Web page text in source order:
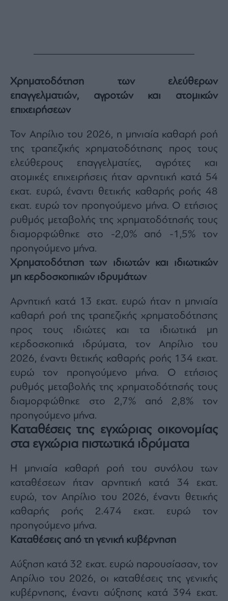
Χρηματοδότηση των ελεύθερων
επαγγελματιών, αγροτών και ατομικών
επιχειρήσεων
Τον Απρίλιο του 2026, η μηνιαία καθαρή ροή
της τραπεζικής χρηματοδότησης προς τους
ελεύθερους επαγγελματίες, αγρότες και
ατομικές επιχειρήσεις ήταν αρνητική κατά 54
εκατ. ευρώ, έναντι θετικής καθαρής ροής 48
εκατ. ευρώ τον προηγούμενο μήνα. Ο ετήσιος
ρυθμός μεταβολής της χρηματοδότησής τους
διαμορφώθηκε στο -2,0% από -1,5% τον
προηγούμενο μήνα.
Χρηματοδότηση των ιδιωτών και ιδιωτικών
μη κερδοσκοπικών ιδρυμάτων
Αρνητική κατά 13 εκατ. ευρώ ήταν η μηνιαία
καθαρή ροή της τραπεζικής χρηματοδότησης
προς τους ιδιώτες και τα ιδιωτικά μη
κερδοσκοπικά ιδρύματα, τον Απρίλιο του
2026, έναντι θετικής καθαρής ροής 134 εκατ.
ευρώ τον προηγούμενο μήνα. Ο ετήσιος
ρυθμός μεταβολής της χρηματοδότησής τους
διαμορφώθηκε στο 2,7% από 2,8% τον
προηγούμενο μήνα.
Καταθέσεις της εγχώριας οικονομίας
στα εγχώρια πιστωτικά ιδρύματα
H μηνιαία καθαρή ροή του συνόλου των
καταθέσεων ήταν αρνητική κατά 34 εκατ.
ευρώ, τον Απρίλιο του 2026, έναντι θετικής
καθαρής ροής 2.474 εκατ. ευρώ τον
προηγούμενο μήνα.
Καταθέσεις από τη γενική κυβέρνηση
Αύξηση κατά 32 εκατ. ευρώ παρουσίασαν, τον
Απρίλιο του 2026, οι καταθέσεις της γενικής
κυβέρνησης, έναντι αύξησης κατά 394 εκατ.